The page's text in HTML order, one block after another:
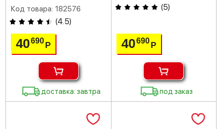
Код товара: 182576
(4.5)
40690Р
доставка: завтра
(5)
40690 Р
под заказ